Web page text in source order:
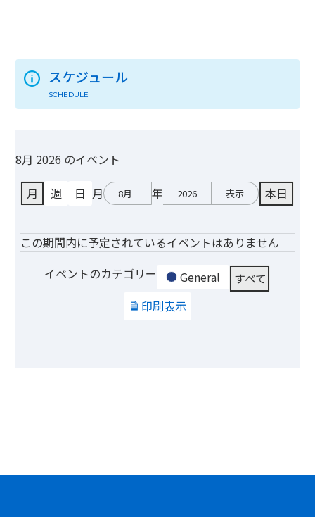
スケジュール
SCHEDULE
8月 2026 のイベント
月 週 日 月 年 本日
この期間内に予定されているイベントはありません
イベントのカテゴリー
General
すべて
印刷表示